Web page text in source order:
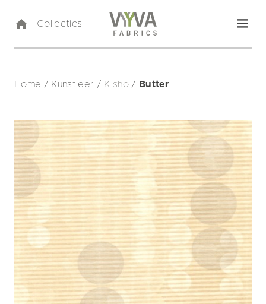
Collecties
Home / Kunstleer / Kisho / Butter